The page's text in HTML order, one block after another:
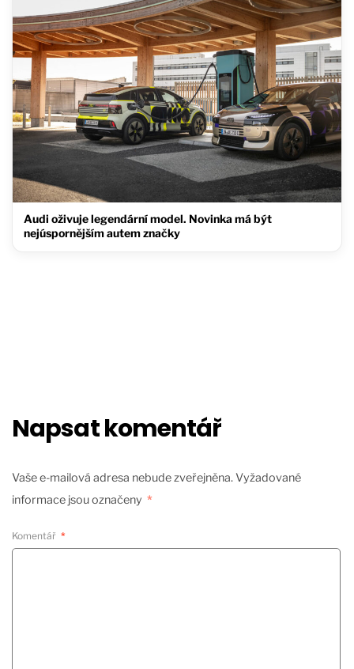
Audi oživuje legendární model. Novinka má být
nejúspornějším autem značky
Napsat komentář
Vaše e-mailová adresa nebude zveřejněna.Vyžadované
informace jsou označeny *
Komentář *